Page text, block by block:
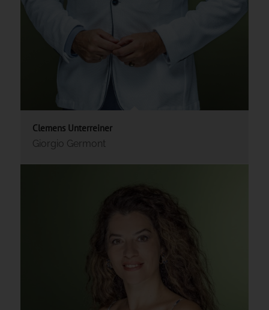
Clemens Unterreiner
Giorgio Germont